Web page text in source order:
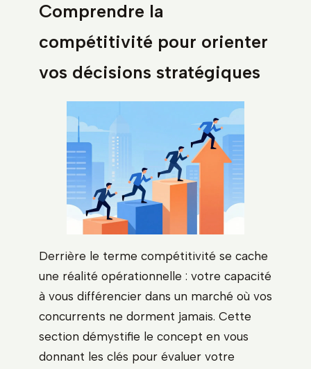
Comprendre la
compétitivité pour orienter
vos décisions stratégiques
Derrière le terme compétitivité se cache
une réalité opérationnelle : votre capacité
à vous différencier dans un marché où vos
concurrents ne dorment jamais. Cette
section démystifie le concept en vous
donnant les clés pour évaluer votre